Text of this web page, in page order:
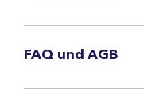
FAQ und AGB